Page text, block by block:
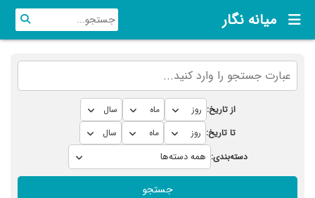
میانه نگار
از تاریخ:
تا تاریخ:
دسته‌بندی:
جستجو